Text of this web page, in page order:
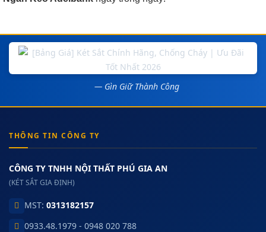
— Gìn Giữ Thành Công
THÔNG TIN CÔNG TY
CÔNG TY TNHH NỘI THẤT PHÚ GIA AN
(KÉT SẮT GIA ĐỊNH)
MST: 0313182157
0933.48.1979 - 0948 020 788